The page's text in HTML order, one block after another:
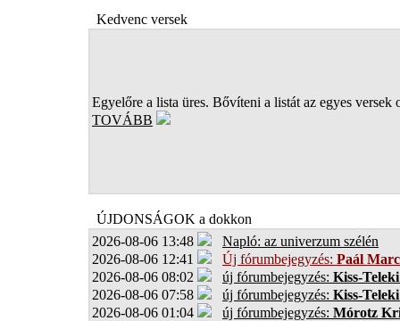
Kedvenc versek
Egyelőre a lista üres. Bővíteni a listát az egyes versek
TOVÁBB
ÚJDONSÁGOK a dokkon
2026-08-06 13:48
Napló: az univerzum szélén
2026-08-06 12:41
Új fórumbejegyzés: Paál
2026-08-06 08:02
új fórumbejegyzés: Kiss-
2026-08-06 07:58
új fórumbejegyzés: Kiss-
2026-08-06 01:04
új fórumbejegyzés: Mórotz